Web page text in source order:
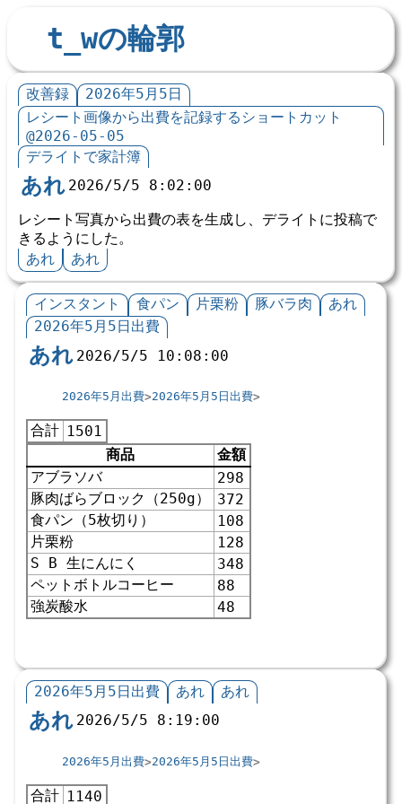
t_wの輪郭
改善録
2026年5月5日
レシート画像から出費を記録するショートカット
@2026-05-05
デライトで家計簿
あれ 2026/5/5 8:02:00
レシート写真から出費の表を生成し、デライトに投稿で
きるようにした。
あれ
あれ
インスタント 食パン 片栗粉 豚バラ肉
あれ
2026年5月5日出費
あれ 2026/5/5 10:08:00
2026年5月出費 2026年5月5日出費
合計 1501
商品
金額
アブラソバ
298
豚肉ばらブロック（250g）
372
食パン（5枚切り）
108
片栗粉
128
S B 生にんにく
348
ペットボトルコーヒー
88
強炭酸水
48
2026年5月5日出費 あれ あれ
あれ 2026/5/5 8:19:00
2026年5月出費 2026年5月5日出費
合計 1140